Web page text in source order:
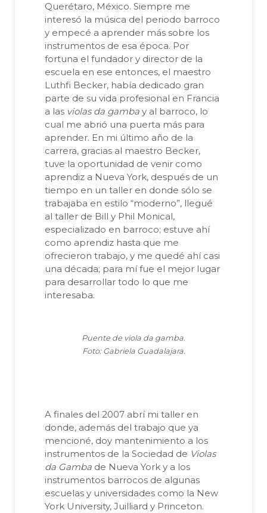
Querétaro, México. Siempre me
interesó la música del periodo barroco
y empecé a aprender más sobre los
instrumentos de esa época. Por
fortuna el fundador y director de la
escuela en ese entonces, el maestro
Luthfi Becker, había dedicado gran
parte de su vida profesional en Francia
a las violas da gamba y al barroco, lo
cual me abrió una puerta más para
aprender. En mi último año de la
carrera, gracias al maestro Becker,
tuve la oportunidad de venir como
aprendiz a Nueva York, después de un
tiempo en un taller en donde sólo se
trabajaba en estilo “moderno”, llegué
al taller de Bill y Phil Monical,
especializado en barroco; estuve ahí
como aprendiz hasta que me
ofrecieron trabajo, y me quedé ahí casi
una década; para mí fue el mejor lugar
para desarrollar todo lo que me
interesaba.
Puente de viola da gamba.
Foto: Gabriela Guadalajara.
A finales del 2007 abrí mi taller en
donde, además del trabajo que ya
mencioné, doy mantenimiento a los
instrumentos de la Sociedad de Violas
da Gamba de Nueva York y a los
instrumentos barrocos de algunas
escuelas y universidades como la New
York University, Juilliard y Princeton.